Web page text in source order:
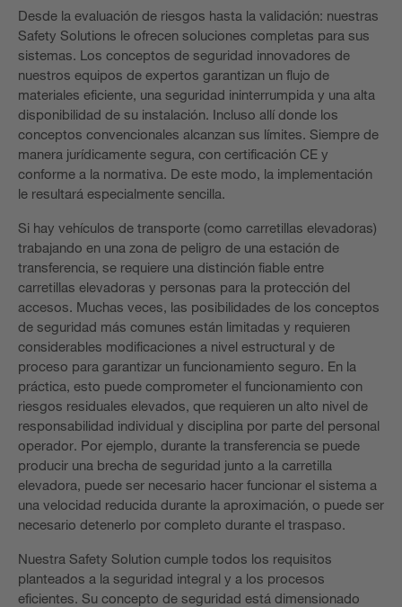
Desde la evaluación de riesgos hasta la validación: nuestras
Safety Solutions le ofrecen soluciones completas para sus
sistemas. Los conceptos de seguridad innovadores de
nuestros equipos de expertos garantizan un flujo de
materiales eficiente, una seguridad ininterrumpida y una alta
disponibilidad de su instalación. Incluso allí donde los
conceptos convencionales alcanzan sus límites. Siempre de
manera jurídicamente segura, con certificación CE y
conforme a la normativa. De este modo, la implementación
le resultará especialmente sencilla.
Si hay vehículos de transporte (como carretillas elevadoras)
trabajando en una zona de peligro de una estación de
transferencia, se requiere una distinción fiable entre
carretillas elevadoras y personas para la protección del
accesos. Muchas veces, las posibilidades de los conceptos
de seguridad más comunes están limitadas y requieren
considerables modificaciones a nivel estructural y de
proceso para garantizar un funcionamiento seguro. En la
práctica, esto puede comprometer el funcionamiento con
riesgos residuales elevados, que requieren un alto nivel de
responsabilidad individual y disciplina por parte del personal
operador. Por ejemplo, durante la transferencia se puede
producir una brecha de seguridad junto a la carretilla
elevadora, puede ser necesario hacer funcionar el sistema a
una velocidad reducida durante la aproximación, o puede ser
necesario detenerlo por completo durante el traspaso.
Nuestra Safety Solution cumple todos los requisitos
planteados a la seguridad integral y a los procesos
eficientes. Su concepto de seguridad está dimensionado